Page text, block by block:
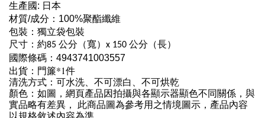
生產國: 日本
材質/成分：100%聚酯纖維
包裝：獨立袋包裝
尺寸：約85 公分（寬）x 150 公分（長）
國際條碼：4943741003557
出貨：門簾*1件
清洗方式：可水洗、不可漂白、不可烘乾
顏色：如圖，網頁產品因拍攝與各顯示器顯色不同關係，與
實品略有差異， 此商品圖為參考用之情境圖示，產品內容
以規格敘述內容為準